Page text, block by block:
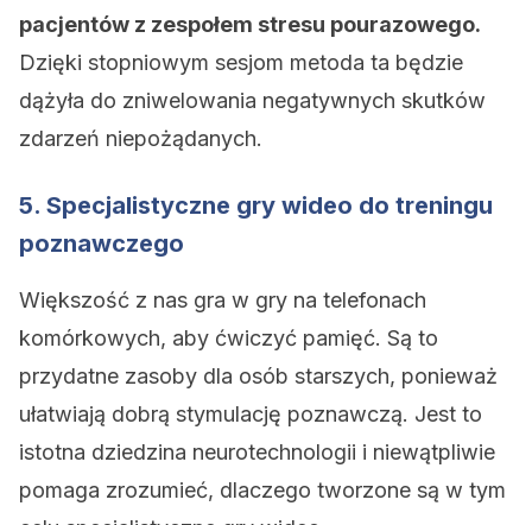
pacjentów z zespołem stresu pourazowego.
Dzięki stopniowym sesjom metoda ta będzie
dążyła do zniwelowania negatywnych skutków
zdarzeń niepożądanych.
5. Specjalistyczne gry wideo do treningu
poznawczego
Większość z nas gra w gry na telefonach
komórkowych, aby ćwiczyć pamięć. Są to
przydatne zasoby dla osób starszych, ponieważ
ułatwiają dobrą stymulację poznawczą. Jest to
istotna dziedzina neurotechnologii i niewątpliwie
pomaga zrozumieć, dlaczego tworzone są w tym